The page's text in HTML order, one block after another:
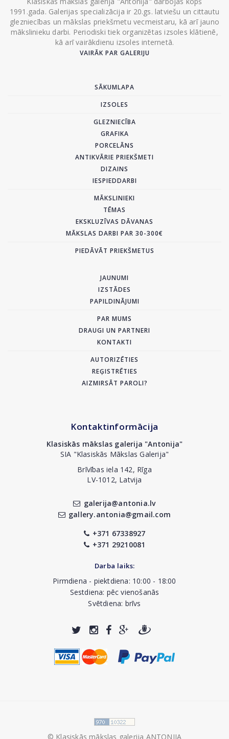
1991.gada. Galerijas specializācija ir 20.gs. latviešu un cittautu
glezniecības un mākslas priekšmetu vecmeistaru, kā arī jauno
mākslinieku darbi. Periodiski tiek organizētas izsoles klātienē,
kā arī vairākdienu izsoles internetā.
VAIRĀK PAR GALERIJU
SĀKUMLAPA
IZSOLES
GLEZNIECĪBA
GRAFIKA
PORCELĀNS
ANTIKVĀRIE PRIEKŠMETI
DIZAINS
IESPIEDDARBI
MĀKSLINIEKI
TĒMAS
EKSKLUZĪVAS DĀVANAS
MĀKSLAS DARBI PAR 30-300€
PIEDĀVĀT PRIEKŠMETUS
JAUNUMI
IZSTĀDES
PAPILDINĀJUMI
PAR MUMS
DRAUGI UN PARTNERI
KONTAKTI
AUTORIZĒTIES
REĢISTRĒTIES
AIZMIRSĀT PAROLI?
Kontaktinformācija
Klasiskās mākslas galerija "Antonija"
SIA "Klasiskās Mākslas Galerija"
Brīvības iela 142, Rīga
LV-1012, Latvija
galerija@antonia.lv
gallery.antonia@gmail.com
+371 67338927
+371 29210081
Darba laiks:
Pirmdiena - piektdiena: 10:00 - 18:00
Sestdiena: pēc vienošanās
Svētdiena: brīvs
© Klasiskās mākslas galerija ANTONIJA